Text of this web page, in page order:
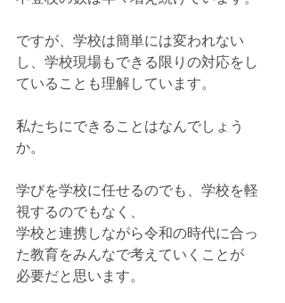
ですが、学校は簡単には変われない
し、学校現場もできる限りの対応をし
ていることも理解しています。
私たちにできることはなんでしょう
か。
学びを学校に任せるのでも、学校を軽
視するのでもなく、
学校と連携しながら令和の時代に合っ
た教育をみんなで考えていくことが
必要だと思います。